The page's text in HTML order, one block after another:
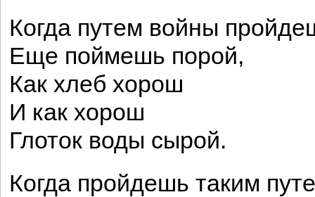
Когда путем войны
Еще поймешь порой,
Как хлеб хорош
И как хорош
Глоток воды сырой.
Когда пройдешь таким